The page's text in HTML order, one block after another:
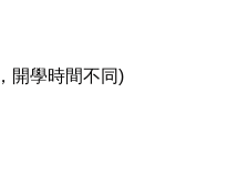
開學時間不同)